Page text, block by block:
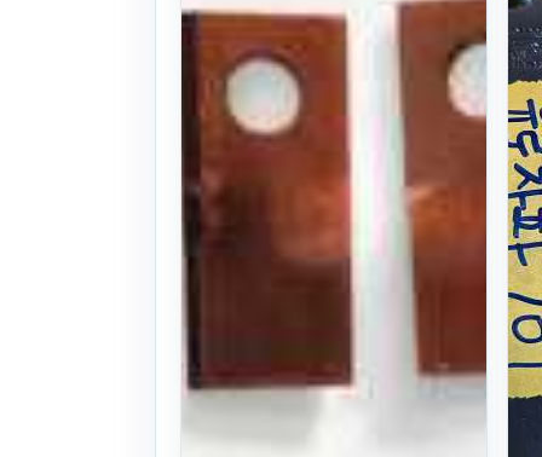
타리날
본체:
26식
. 199일 전
(1230)